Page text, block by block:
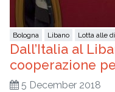
Bologna Libano Lotta alle
Dall’Italia al
cooperazione
5 December 2018